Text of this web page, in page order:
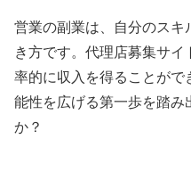
営業の副業は、自分のスキ
き方です。代理店募集サ
率的に収入を得ることが
能性を広げる第一歩を踏み
か？